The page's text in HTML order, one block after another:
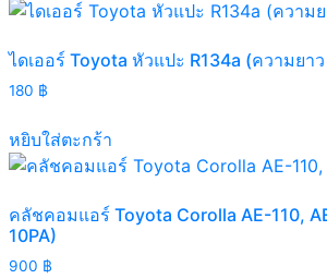
ไดเออร์ Toyota หัวแปะ R134a (ความยา
180 ฿
หยิบใส่ตะกร้า
คลัชคอมแอร์ Toyota Corolla AE-110,
10PA)
900 ฿